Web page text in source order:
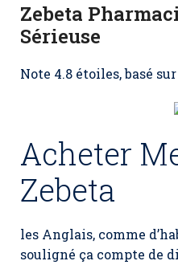
Zebeta
Sérieuse
Note 4.8 étoiles, basé sur
Acheter
Zebeta
les Anglais, comme
souligné ça compte de